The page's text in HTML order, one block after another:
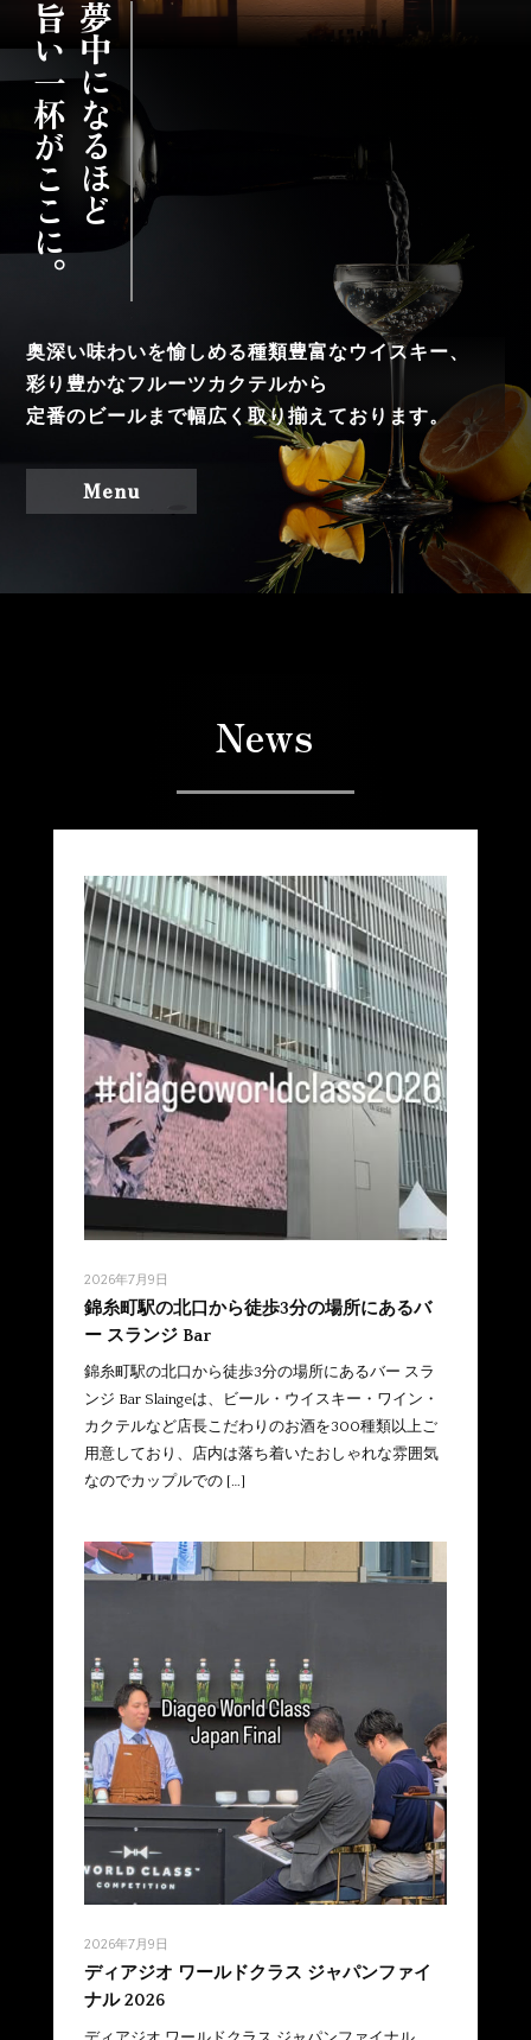
夢中になるほど
旨い一杯がここに。
奥深い味わいを愉しめる種類豊富なウイスキー、
彩り豊かなフルーツカクテルから
定番のビールまで幅広く取り揃えております。
Menu
News
2026年7月9日
錦糸町駅の北口から徒歩3分の場所にあるバ
ー スランジ Bar
錦糸町駅の北口から徒歩3分の場所にあるバー スラ
ンジ Bar Slaingeは、ビール・ウイスキー・ワイン・
カクテルなど店長こだわりのお酒を300種類以上ご
用意しており、店内は落ち着いたおしゃれな雰囲気
なのでカップルでの […]
2026年7月9日
ディアジオ ワールドクラス ジャパンファイ
ナル 2026